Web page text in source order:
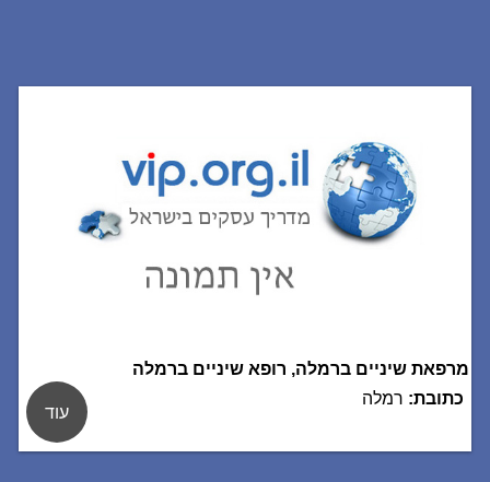
מרפאת שיניים ברמלה, רופא שיניים ברמלה
כתובת: רמלה
עוד